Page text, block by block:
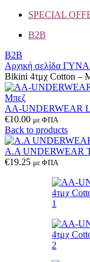
SPECIAL
B2B
B2B
Αρχική σελίδα
Bikini 4τμχ Cotton –
AA-UNDERWEAR
€10.00 με ΦΠΑ
Back to products
A.A UNDERWEAR
€19.25 με ΦΠΑ